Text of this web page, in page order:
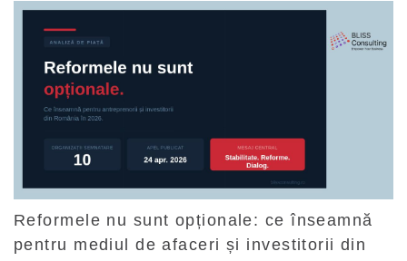
Reformele nu sunt opționale: ce înseamnă
pentru mediul de afaceri și investitorii din